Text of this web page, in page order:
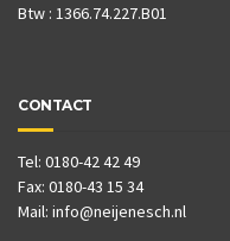
Btw : 1366.74.227.B01
CONTACT
Tel: 0180-42 42 49
Fax: 0180-43 15 34
Mail: info@neijenesch.nl